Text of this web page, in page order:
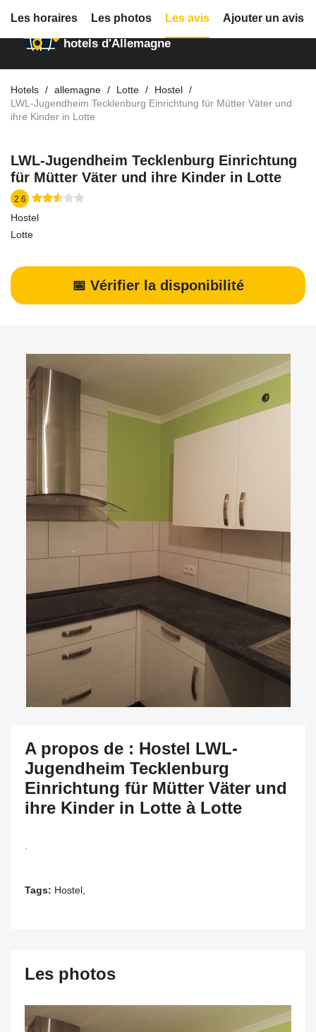
Annuaire des
hotels d'Allemagne
Hotels allemagne Lotte
Hostel
LWL-Jugendheim Tecklenburg Einrichtung für Mütter Väter und
ihre Kinder in Lotte
LWL-Jugendheim Tecklenburg Einrichtung
für Mütter Väter und ihre Kinder in Lotte
2.6
Hostel
Lotte
📅 Vérifier la disponibilité
Les horaires Les photos Les avis Ajouter un avis
A propos de : Hostel LWL-
Jugendheim Tecklenburg
Einrichtung für Mütter Väter und
ihre Kinder in Lotte à Lotte
Tags: Hostel,
Les photos